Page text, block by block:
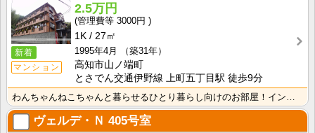
新着
マンション
2.5万円
3000円
1K
27㎡
1995年4月
（築31年）
高知市山ノ端町
とさでん交通伊野線 上町五丁目駅 徒歩9分
ヴェルデ・Ｎ 405号室